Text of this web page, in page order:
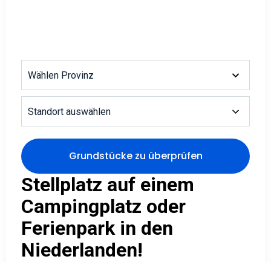
Stellplatz auf einem
Campingplatz oder
Ferienpark in den
Niederlanden!
Wählen Provinz
Standort auswählen
Grundstücke zu überprüfen